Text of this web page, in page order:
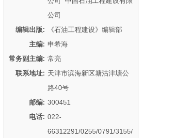
公司
编辑出版:
《石油工程建设》编辑部
主编: 申希海
常务副主编: 常亮
联系地址: 天津市滨海新区塘沽津塘公
路40号
邮编: 300451
电话: 022-
66312291/0255/0791/3155/